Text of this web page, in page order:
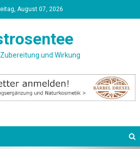
August 07, 2026
und Wirkung